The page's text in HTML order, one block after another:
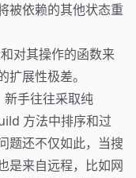
被依赖的其他状态重
对其操作的函数来
展性极差。
手往往采取纯
方法中排序和过
题还不仅如此，当搜
是来自远程，比如网